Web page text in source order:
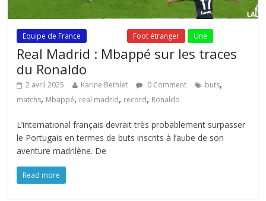
Equipe de France Foot étranger Une
Real Madrid : Mbappé sur les traces
du Ronaldo
2 avril 2025 Karine Bethlet 0 Comment buts,
matchs, Mbappé, real madrid, record, Ronaldo
L’international français devrait très probablement surpasser
le Portugais en termes de buts inscrits à l’aube de son
aventure madrilène. De
Read more